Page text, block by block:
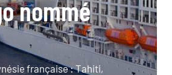
nommé
française : Tahiti,